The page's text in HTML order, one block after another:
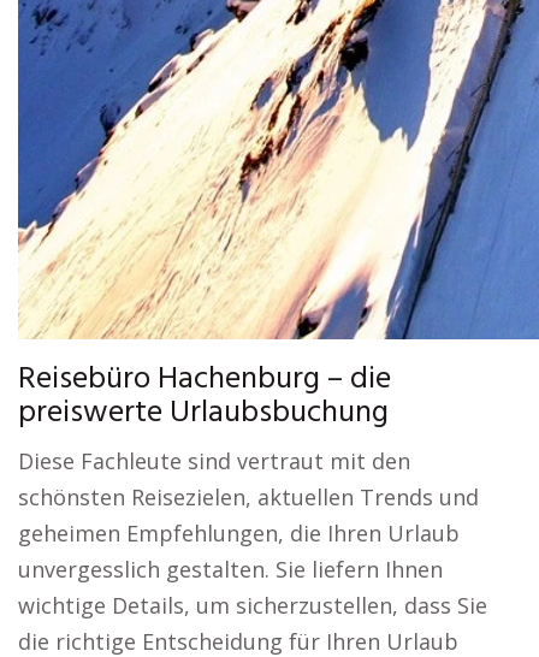
Reisebüro Hachenburg – die
preiswerte Urlaubsbuchung
Diese Fachleute sind vertraut mit den
schönsten Reisezielen, aktuellen Trends und
geheimen Empfehlungen, die Ihren Urlaub
unvergesslich gestalten. Sie liefern Ihnen
wichtige Details, um sicherzustellen, dass Sie
die richtige Entscheidung für Ihren Urlaub